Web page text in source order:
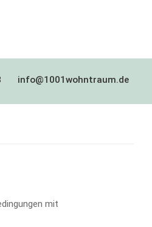
info@1001wohntraum.de
mit